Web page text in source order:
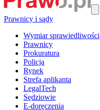
Prawnicy i sądy
Wymiar sprawiedliwości
Prawnicy
Prokuratura
Policja
Rynek
Strefa aplikanta
LegalTech
Sędziowie
E-doręczenia